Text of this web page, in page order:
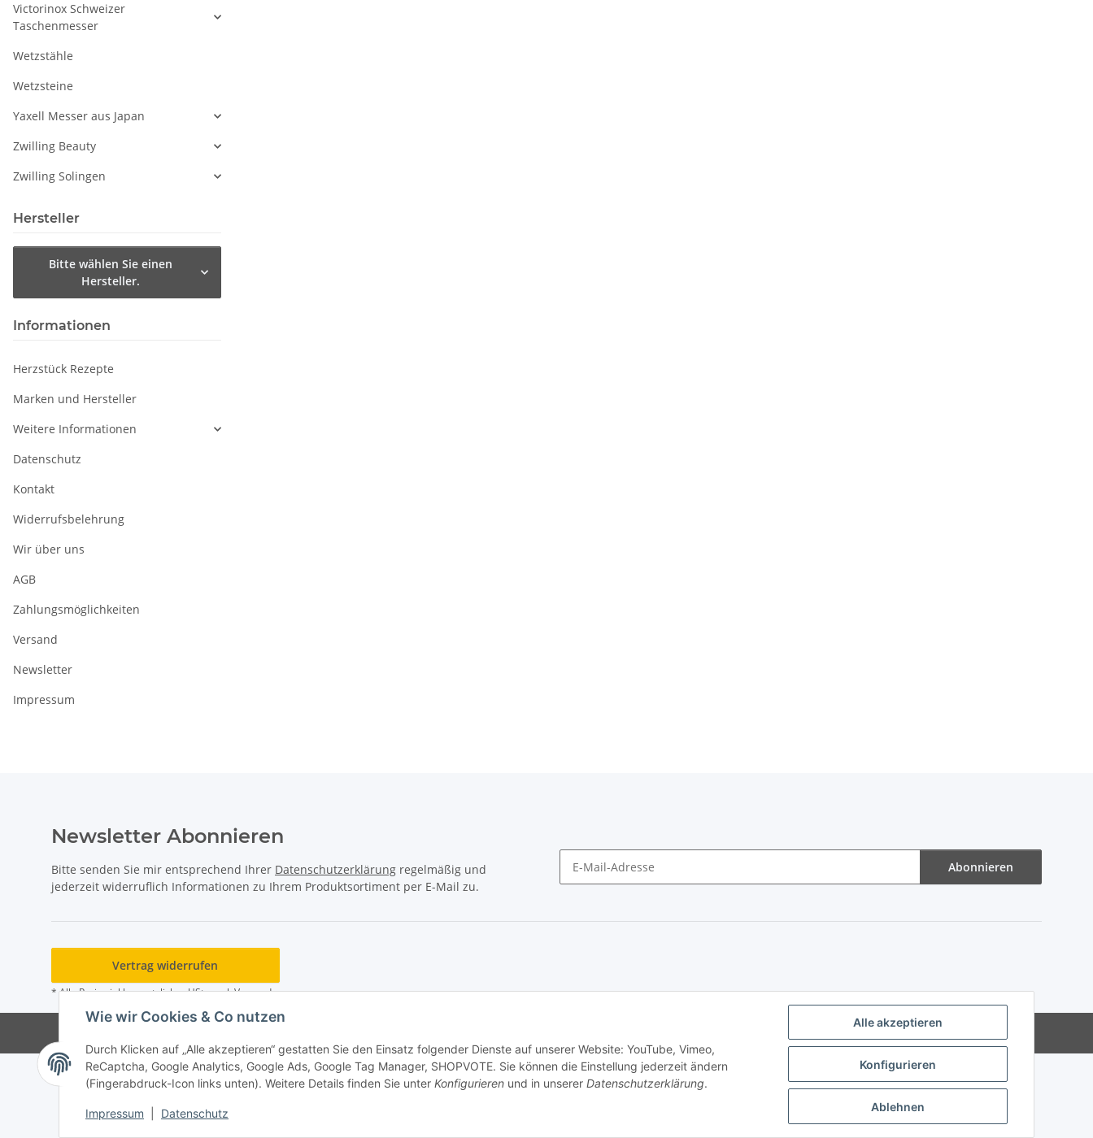
Alle akzeptieren
Konfigurieren
Ablehnen
Wie wir Cookies & Co nutzen
Durch Klicken auf „Alle akzeptieren“ gestatten Sie den Einsatz folgender Dienste auf unserer Website: YouTube, Vimeo,
ReCaptcha, Google Analytics, Google Ads, Google Tag Manager, SHOPVOTE. Sie können die Einstellung jederzeit ändern
(Fingerabdruck-Icon links unten). Weitere Details finden Sie unter Konfigurieren und in unserer Datenschutzerklärung.
Impressum Datenschutz
Victorinox Schweizer
Taschenmesser
Wetzstähle
Wetzsteine
Yaxell Messer aus Japan
Zwilling Beauty
Zwilling Solingen
Hersteller
Bitte wählen Sie einen
Hersteller.
Informationen
Herzstück Rezepte
Marken und Hersteller
Weitere Informationen
Datenschutz
Kontakt
Widerrufsbelehrung
Wir über uns
AGB
Zahlungsmöglichkeiten
Versand
Newsletter
Impressum
Newsletter Abonnieren
Bitte senden Sie mir entsprechend Ihrer Datenschutzerklärung regelmäßig und
jederzeit widerruflich Informationen zu Ihrem Produktsortiment per E-Mail zu.
Abonnieren
Vertrag widerrufen
* Alle Preise inkl. gesetzlicher USt., zzgl.Versand